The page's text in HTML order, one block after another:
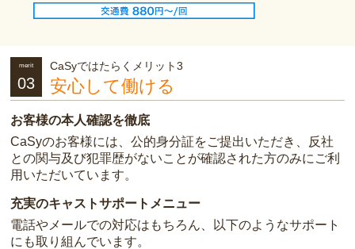
merit
03
CaSyではたらくメリット3
安心して働ける
お客様の本人確認を徹底
CaSyのお客様には、公的身分証をご提出いただき、反社
との関与及び犯罪歴がないことが確認された方のみにご利
用いただいています。
充実のキャストサポートメニュー
電話やメールでの対応はもちろん、以下のようなサポート
にも取り組んでいます。